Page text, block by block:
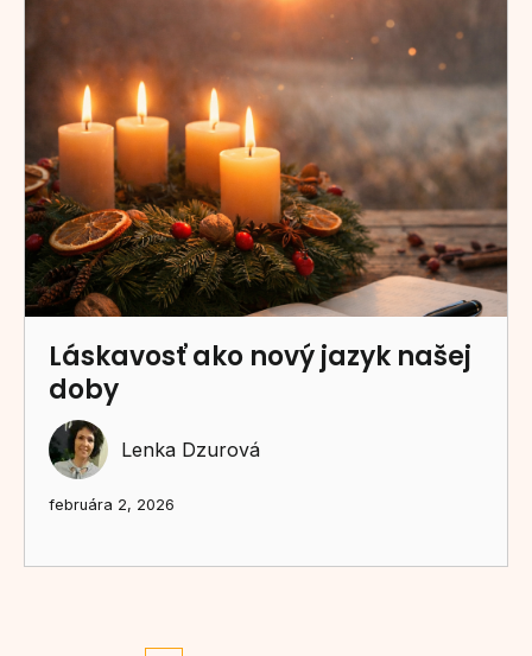
Láskavosť ako nový jazyk našej
doby
Lenka Dzurová
februára 2, 2026